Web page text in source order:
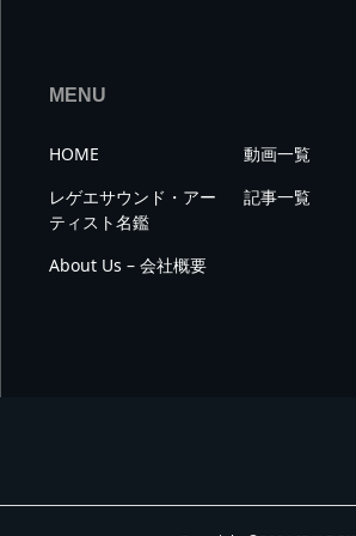
MENU
HOME
動画一覧
レゲエサウンド・アー
ティスト名鑑
記事一覧
About Us – 会社概要